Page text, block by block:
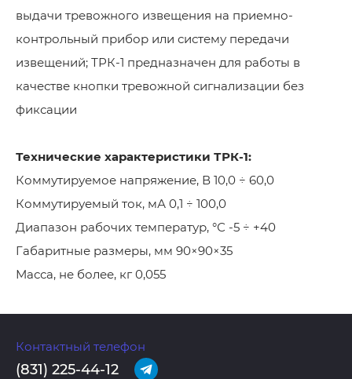
выдачи тревожного извещения на приемно-
контрольный прибор или систему передачи
извещений; ТРК-1 предназначен для работы в
качестве кнопки тревожной сигнализации без
фиксации
Технические характеристики ТРК-1:
Коммутируемое напряжение, В 10,0 ÷ 60,0
Коммутируемый ток, мА 0,1 ÷ 100,0
Диапазон рабочих температур, °С -5 ÷ +40
Габаритные размеры, мм 90×90×35
Масса, не более, кг 0,055
Контактный телефон
(831) 225-44-12